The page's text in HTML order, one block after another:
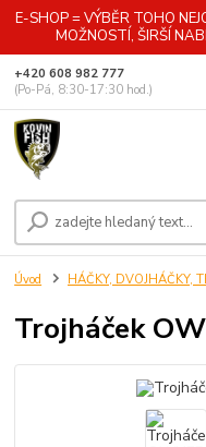
E-SHOP = VÝBĚR TOHO
MOŽNOSTÍ, ŠIRŠÍ
+420 608 982 777
(Po-Pá, 8:30-17:30 hod.)
Úvod HÁČKY, DVOJHÁČKY,
Trojháček